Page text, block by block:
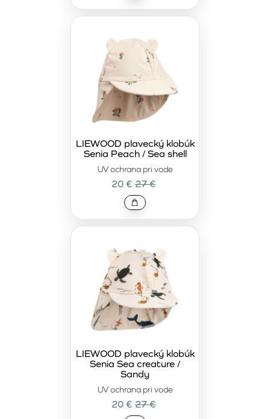
UV ochrana pri vode
LIEWOOD plavecký klobúk
Senia Peach / Sea shell
20 € 27 €
UV ochrana pri vode
LIEWOOD plavecký klobúk
Senia Sea creature /
Sandy
20 € 27 €